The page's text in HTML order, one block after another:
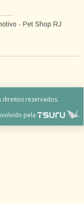
- Pet Shop RJ
direitos reservados.
pela